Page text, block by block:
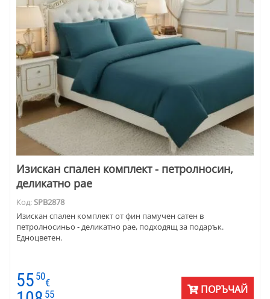
Изискан спален комплект - петролносин,
деликатно рае
Код:SPB2878
Изискан спален комплект от фин памучен сатен в
петролносиньо - деликатно рае, подходящ за подарък.
Едноцветен.
55 50
€
55 ПОРЪЧАЙ